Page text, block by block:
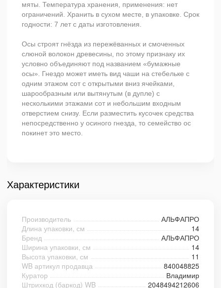
мяты. Температура хранения, применения: нет
ограничений. Хранить в сухом месте, в упаковке. Срок
годности: 7 лет с даты изготовления.
Осы строят гнёзда из пережёванных и смоченных
слюной волокон древесины, по этому признаку их
условно объединяют под названием «бумажные
осы». Гнездо может иметь вид чаши на стебельке с
одним этажом сот с открытыми вниз ячейками,
шарообразным или вытянутым (в дупле) с
несколькими этажами сот и небольшим входным
отверстием снизу. Если разместить кусочек средства
непосредственно у осиного гнезда, то семейство ос
покинет это место.
Характеристики
Производитель
АЛЬФАПРО
Длина упаковки, см
14
Бренд
АЛЬФАПРО
Ширина упаковки, см
14
Высота упаковки, см
11
WB артикул продавца
840048825
Куратор
Владимир
Штрихкод (баркод) WB
2048494212606